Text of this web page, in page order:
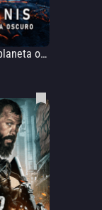
Géminis: El planeta oscuro